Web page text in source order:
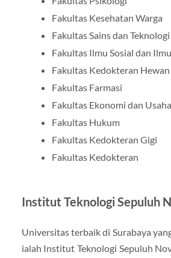
Fakultas Kesehatan Warga
Fakultas Sains dan Teknologi
Fakultas Ilmu Sosial dan
Fakultas Kedokteran Hewan
Fakultas Farmasi
Fakultas Ekonomi dan Usaha
Fakultas Hukum
Fakultas Kedokteran Gigi
Fakultas Kedokteran
Institut Teknologi Sepuluh
Universitas terbaik di Surabaya
ialah Institut Teknologi Sepuluh